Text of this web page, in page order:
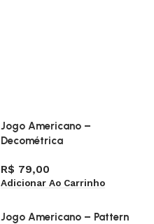
Jogo Americano –
Decométrica
R$ 79,00
Adicionar Ao Carrinho
Jogo Americano – Pattern